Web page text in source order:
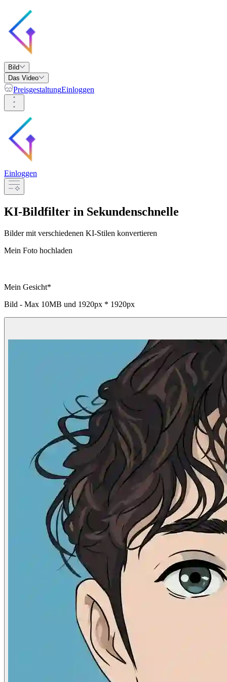
Bild
Das Video
PreisgestaltungEinloggen
Einloggen
KI-Bildfilter in Sekundenschnelle
Bilder mit verschiedenen KI-Stilen konvertieren
Mein Foto hochladen
Mein Gesicht*
Bild - Max 10MB und 1920px * 1920px